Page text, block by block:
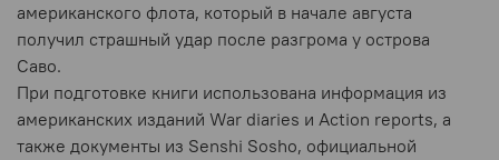
американского флота, который в начале августа
получил страшный удар после разгрома у острова
Саво.
При подготовке книги использована информация из
американских изданий War diaries и Action reports, а
также документы из Senshi Sosho, официальной